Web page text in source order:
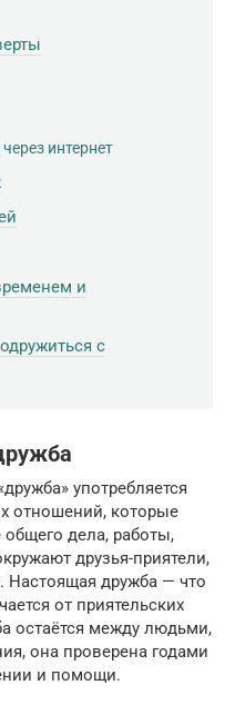
интернет
и
с
употребляется
отношений, которые
дела, работы,
друзья-приятели,
Настоящая дружба — что
от приятельских
остаётся между людьми,
она проверена годами
и помощи.